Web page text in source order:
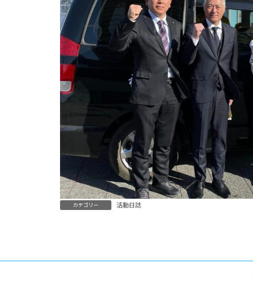
カテゴリー 活動日誌